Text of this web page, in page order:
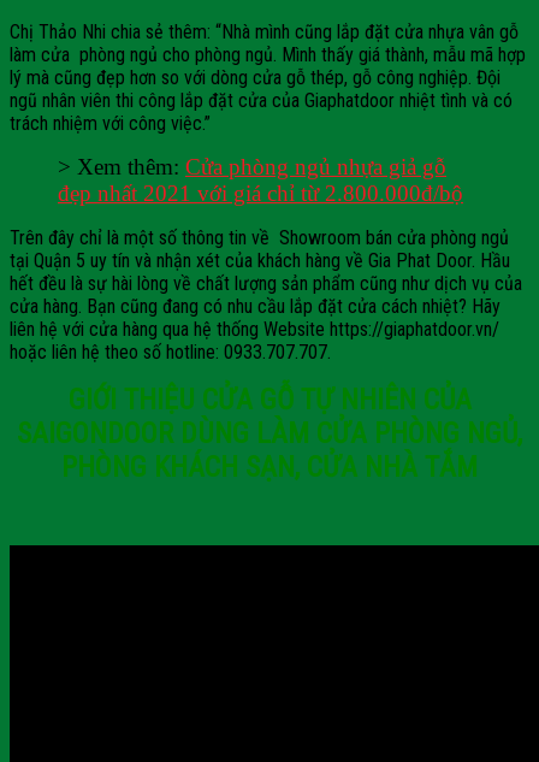
Chị Thảo Nhi chia sẻ thêm: “Nhà mình cũng lắp đặt cửa nhựa vân gỗ
làm cửa phòng ngủ cho phòng ngủ. Mình thấy giá thành, mẫu mã hợp
lý mà cũng đẹp hơn so với dòng cửa gỗ thép, gỗ công nghiệp. Đội
ngũ nhân viên thi công lắp đặt cửa của Giaphatdoor nhiệt tình và có
trách nhiệm với công việc.”
> Xem thêm: Cửa phòng ngủ nhựa giả gỗ
đẹp nhất 2021 với giá chỉ từ 2.800.000đ/bộ
Trên đây chỉ là một số thông tin về Showroom bán cửa phòng ngủ
tại Quận 5 uy tín và nhận xét của khách hàng về Gia Phat Door. Hầu
hết đều là sự hài lòng về chất lượng sản phẩm cũng như dịch vụ của
cửa hàng. Bạn cũng đang có nhu cầu lắp đặt cửa cách nhiệt? Hãy
liên hệ với cửa hàng qua hệ thống Website https://giaphatdoor.vn/
hoặc liên hệ theo số hotline: 0933.707.707.
GIỚI THIỆU CỬA GỖ TỰ NHIÊN CỦA
SAIGONDOOR DÙNG LÀM CỬA PHÒNG NGỦ,
PHÒNG KHÁCH SẠN, CỬA NHÀ TẮM